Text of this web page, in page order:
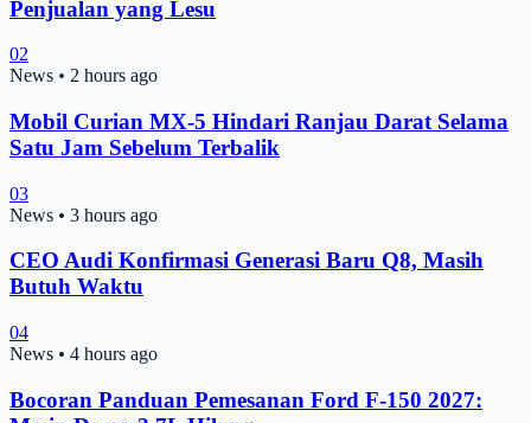
Penjualan yang Lesu
02
News • 2 hours ago
Mobil Curian MX-5 Hindari Ranjau Darat Selama
Satu Jam Sebelum Terbalik
03
News • 3 hours ago
CEO Audi Konfirmasi Generasi Baru Q8, Masih
Butuh Waktu
04
News • 4 hours ago
Bocoran Panduan Pemesanan Ford F-150 2027: